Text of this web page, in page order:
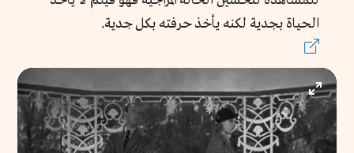
الحياة بجدية لكنه يأخذ حرفته بكل جدية.
Enter